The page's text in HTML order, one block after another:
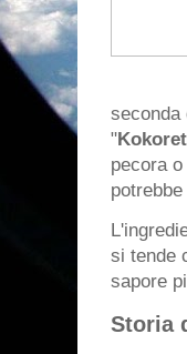
seconda
"
pecora
si tende
sapore
Storia